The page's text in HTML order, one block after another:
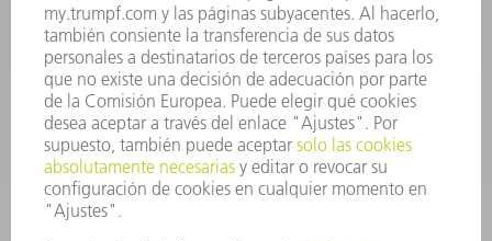
CONTACTO
Departamento de Utillaje
+34 91 657 36 69
Lunes a Jueves de 8h – 18h
Viernes de 8h – 17h
utillaje@trumpf.com